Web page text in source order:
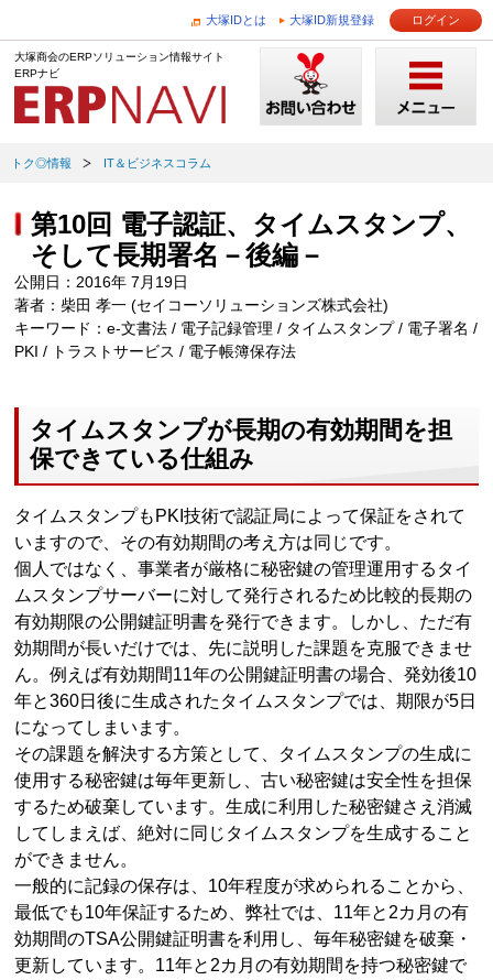
大塚IDとは 大塚ID新規登録 ログイン
大塚商会のERPソリューション情報サイト
ERPナビ
トク◎情報 IT＆ビジネスコラム
第10回 電子認証、タイムスタンプ、
そして長期署名－後編－
公開日：2016年 7月19日
著者：柴田 孝一 (セイコーソリューションズ株式会社)
キーワード：e-文書法 / 電子記録管理 / タイムスタンプ / 電子署名 /
PKI / トラストサービス / 電子帳簿保存法
タイムスタンプが長期の有効期間を担
保できている仕組み
タイムスタンプもPKI技術で認証局によって保証をされて
いますので、その有効期間の考え方は同じです。
個人ではなく、事業者が厳格に秘密鍵の管理運用するタイ
ムスタンプサーバーに対して発行されるため比較的長期の
有効期限の公開鍵証明書を発行できます。しかし、ただ有
効期間が長いだけでは、先に説明した課題を克服できませ
ん。例えば有効期間11年の公開鍵証明書の場合、発効後10
年と360日後に生成されたタイムスタンプでは、期限が5日
になってしまいます。
その課題を解決する方策として、タイムスタンプの生成に
使用する秘密鍵は毎年更新し、古い秘密鍵は安全性を担保
するため破棄しています。生成に利用した秘密鍵さえ消滅
してしまえば、絶対に同じタイムスタンプを生成すること
ができません。
一般的に記録の保存は、10年程度が求められることから、
最低でも10年保証するため、弊社では、11年と2カ月の有
効期間のTSA公開鍵証明書を利用し、毎年秘密鍵を破棄・
更新しています。11年と2カ月の有効期間を持つ秘密鍵で